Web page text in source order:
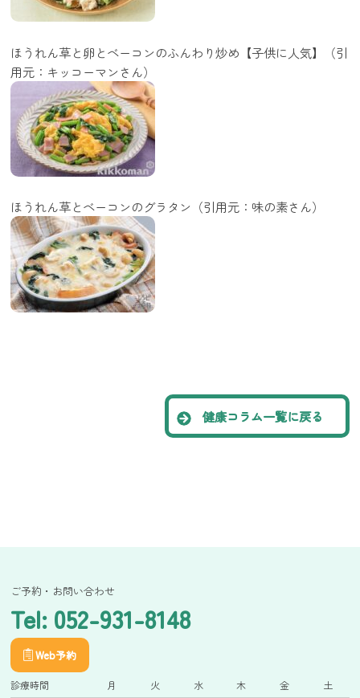
ほうれん草と卵とベーコンのふんわり炒め【子供に人気】（引
用元：キッコーマンさん）
ほうれん草とベーコンのグラタン（引用元：味の素さん）
健康コラム一覧に戻る
ご予約・お問い合わせ
Tel: 052-931-8148
Web予約
診療時間 月 火 水 木 金 土